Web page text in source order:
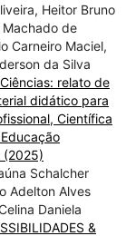
Heitor Bruno
Machado de
Carneiro Maciel,
da Silva
relato de
didático para
Científica
(2025)
Schalcher
Adelton Alves
Daniela
&